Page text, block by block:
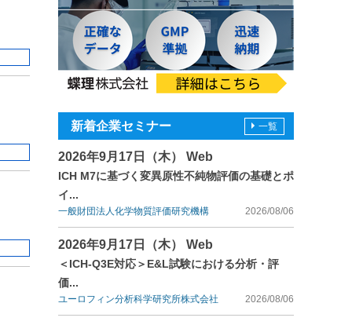
新着企業セミナー
2026年9月17日（木） Web
ICH M7に基づく変異原性不純物評価の基礎とポ
イ...
一般財団法人化学物質評価研究機構 2026/08/06
2026年9月17日（木） Web
＜ICH-Q3E対応＞E&L試験における分析・評
価...
ユーロフィン分析科学研究所株式会社 2026/08/06
一覧